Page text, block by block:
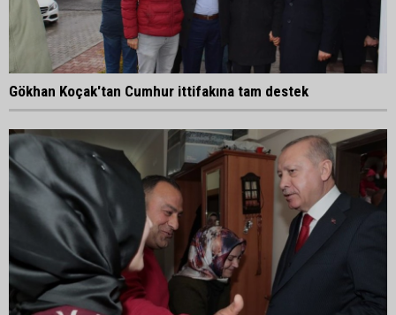
Gökhan Koçak'tan Cumhur ittifakına tam destek